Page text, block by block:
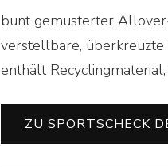
bunt gemusterter
verstellbare,
enthält
ZU SPORTSCHECK